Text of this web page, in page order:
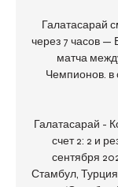
Галатасарай
через 7 часов —
матча
Чемпионов. в
Галатасарай -
счет 2: 2 и
сентября
Стамбул,